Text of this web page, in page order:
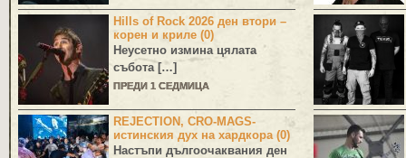
Hills of Rock 2026 ден втори –
корен и криле (0)
Неусетно измина цялата
събота […]
ПРЕДИ 1 СЕДМИЦА
REJECTION, CRO-MAGS-
истинския дух на хардкора (0)
Настъпи дългоочаквания ден